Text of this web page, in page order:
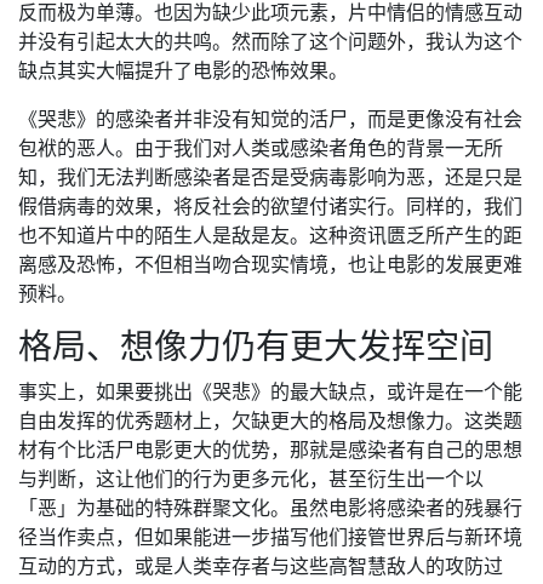
反而极为单薄。也因为缺少此项元素，片中情侣的情感互动
并没有引起太大的共鸣。然而除了这个问题外，我认为这个
缺点其实大幅提升了电影的恐怖效果。
《哭悲》的感染者并非没有知觉的活尸，而是更像没有社会
包袱的恶人。由于我们对人类或感染者角色的背景一无所
知，我们无法判断感染者是否是受病毒影响为恶，还是只是
假借病毒的效果，将反社会的欲望付诸实行。同样的，我们
也不知道片中的陌生人是敌是友。这种资讯匮乏所产生的距
离感及恐怖，不但相当吻合现实情境，也让电影的发展更难
预料。
格局、想像力仍有更大发挥空间
事实上，如果要挑出《哭悲》的最大缺点，或许是在一个能
自由发挥的优秀题材上，欠缺更大的格局及想像力。这类题
材有个比活尸电影更大的优势，那就是感染者有自己的思想
与判断，这让他们的行为更多元化，甚至衍生出一个以
「恶」为基础的特殊群聚文化。虽然电影将感染者的残暴行
径当作卖点，但如果能进一步描写他们接管世界后与新环境
互动的方式，或是人类幸存者与这些高智慧敌人的攻防过